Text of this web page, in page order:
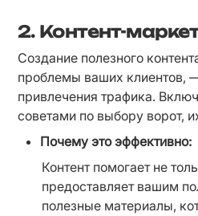
2. Контент-
Создание полезного
проблемы ваших клиентов,
привлечения трафика.
советами по выбору ворот,
Почему это эффективно:
Контент помогает не
предоставляет вашим
полезные материалы,